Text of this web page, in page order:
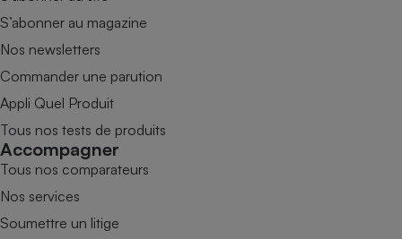
S’abonner au magazine
Nos newsletters
Commander une parution
Appli Quel Produit
Tous nos tests de produits
Accompagner
Tous nos comparateurs
Nos services
Soumettre un litige